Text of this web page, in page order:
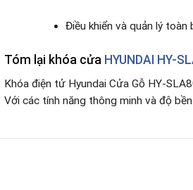
Điều khiển và quản lý toàn
Tóm lại khóa cửa HYUNDAI HY-
Khóa điện tử Hyundai Cửa Gỗ HY-
Với các tính năng thông minh và độ